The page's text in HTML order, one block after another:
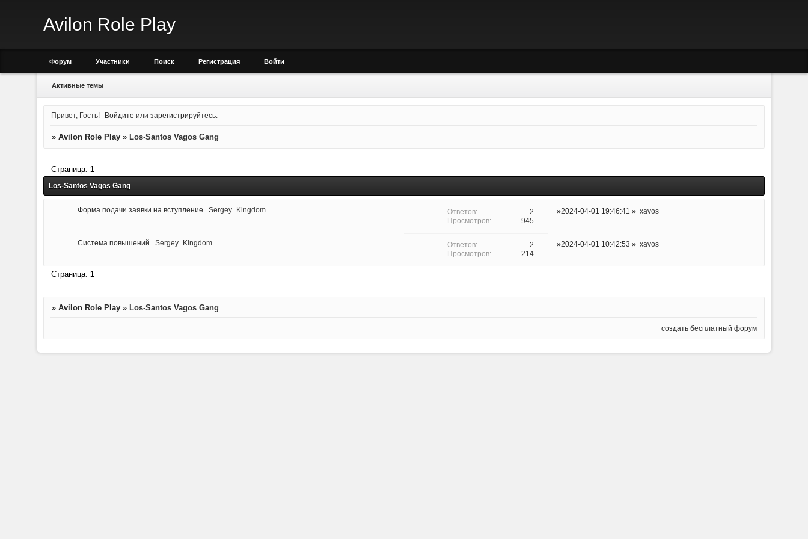
Avilon Role Play
Форум Участники Поиск Регистрация Войти
Активные темы
Привет, Гость! Войдите илизарегистрируйтесь
» Avilon Role Play » Los-Santos Vagos Gang
Los-Santos Vagos Gang
Страница: 1
Форма подачи заявки на вступление. Sergey_Kingdom
2
945
2024-04-01 19:46:41 xavos
Система повышений. Sergey_Kingdom
2
214
2024-04-01 10:42:53 xavos
Страница: 1
» Avilon Role Play » Los-Santos Vagos Gang
создать бесплатный форум